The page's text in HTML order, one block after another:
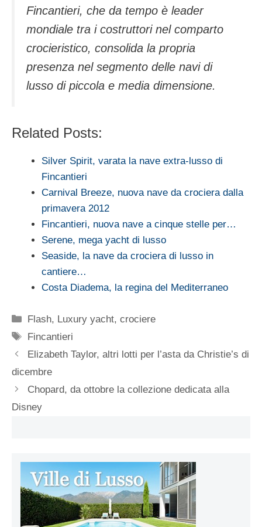
Fincantieri, che da tempo è leader
mondiale tra i costruttori nel comparto
crocieristico, consolida la propria
presenza nel segmento delle navi di
lusso di piccola e media dimensione.
Related Posts:
Silver Spirit, varata la nave extra-lusso di
Fincantieri
Carnival Breeze, nuova nave da crociera dalla
primavera 2012
Fincantieri, nuova nave a cinque stelle per…
Serene, mega yacht di lusso
Seaside, la nave da crociera di lusso in
cantiere…
Costa Diadema, la regina del Mediterraneo
Categorie
Flash, Luxury yacht, crociere
Tag
Fincantieri
Elizabeth Taylor, altri lotti per l’asta da Christie’s di
dicembre
Chopard, da ottobre la collezione dedicata alla
Disney